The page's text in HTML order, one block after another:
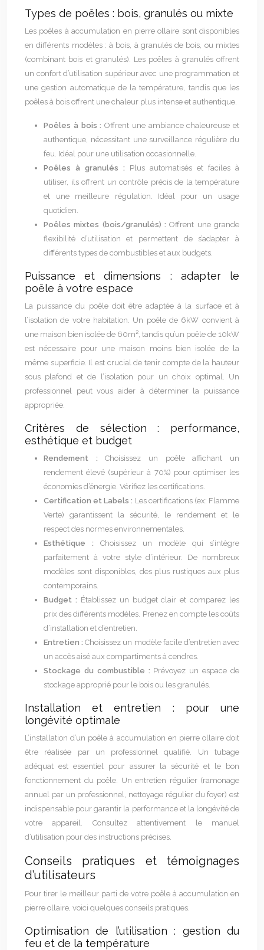
Types de poêles : bois, granulés ou mixte
Les poêles à accumulation en pierre ollaire sont disponibles
en différents modèles : à bois, à granulés de bois, ou mixtes
(combinant bois et granulés). Les poêles à granulés offrent
un confort d’utilisation supérieur avec une programmation et
une gestion automatique de la température, tandis que les
poêles à bois offrent une chaleur plus intense et authentique.
Poêles à bois : Offrent une ambiance chaleureuse et
authentique, nécessitant une surveillance régulière du
feu. Idéal pour une utilisation occasionnelle.
Poêles à granulés : Plus automatisés et faciles à
utiliser, ils offrent un contrôle précis de la température
et une meilleure régulation. Idéal pour un usage
quotidien.
Poêles mixtes (bois/granulés) :Offrent une grande
flexibilité d’utilisation et permettent de s’adapter à
différents types de combustibles et aux budgets.
Puissance et dimensions : adapter le
poêle à votre espace
La puissance du poêle doit être adaptée à la surface et à
l’isolation de votre habitation. Un poêle de 6kW convient à
une maison bien isolée de 60m², tandis qu’un poêle de 10kW
est nécessaire pour une maison moins bien isolée de la
même superficie. Il est crucial de tenir compte de la hauteur
sous plafond et de l’isolation pour un choix optimal. Un
professionnel peut vous aider à déterminer la puissance
appropriée.
Critères de sélection : performance,
esthétique et budget
Rendement :Choisissez un poêle affichant un
rendement élevé (supérieur à 70%) pour optimiser les
économies d’énergie. Vérifiez les certifications.
Certification et Labels : Les certifications (ex: Flamme
Verte) garantissent la sécurité, le rendement et le
respect des normes environnementales.
Esthétique : Choisissez un modèle qui s’intègre
parfaitement à votre style d’intérieur. De nombreux
modèles sont disponibles, des plus rustiques aux plus
contemporains.
Budget : Établissez un budget clair et comparez les
prix des différents modèles. Prenez en compte les coûts
d’installation et d’entretien.
Entretien :Choisissez un modèle facile d’entretien avec
un accès aisé aux compartiments à cendres.
Stockage du combustible : Prévoyez un espace de
stockage approprié pour le bois ou les granulés.
Installation et entretien : pour une
longévité optimale
L’installation d’un poêle à accumulation en pierre ollaire doit
être réalisée par un professionnel qualifié. Un tubage
adéquat est essentiel pour assurer la sécurité et le bon
fonctionnement du poêle. Un entretien régulier (ramonage
annuel par un professionnel, nettoyage régulier du foyer) est
indispensable pour garantir la performance et la longévité de
votre appareil. Consultez attentivement le manuel
d’utilisation pour des instructions précises.
Conseils pratiques et témoignages
d’utilisateurs
Pour tirer le meilleur parti de votre poêle à accumulation en
pierre ollaire, voici quelques conseils pratiques.
Optimisation de l’utilisation : gestion du
feu et de la température